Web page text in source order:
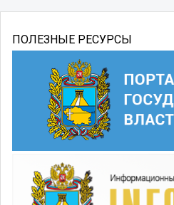
ПОЛЕЗНЫЕ РЕСУРСЫ